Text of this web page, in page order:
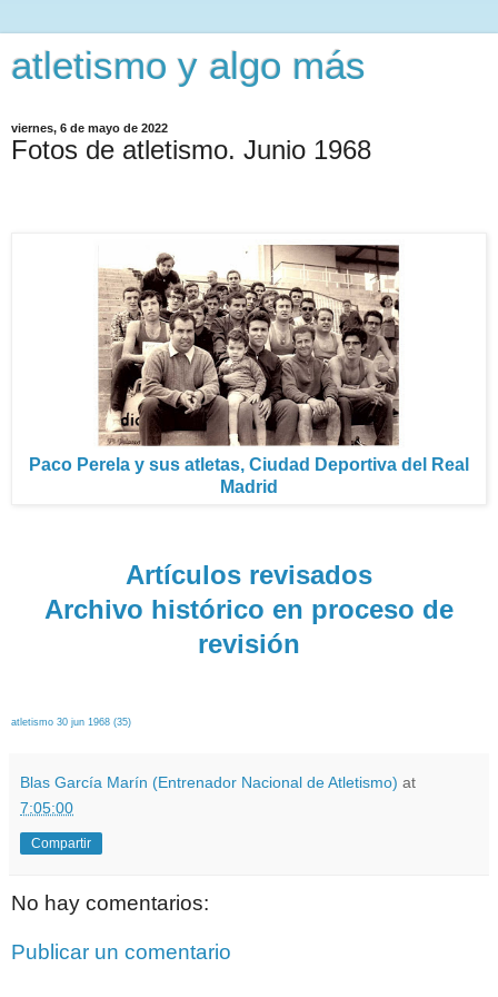
atletismo y algo más
viernes, 6 de mayo de 2022
Fotos de atletismo. Junio 1968
Paco Perela y sus atletas, Ciudad Deportiva del Real
Madrid
Artículos revisados
Archivo histórico en proceso de
revisión
atletismo 30 jun 1968 (35)
Blas García Marín (Entrenador Nacional de Atletismo) at
7:05:00
Compartir
No hay comentarios:
Publicar un comentario